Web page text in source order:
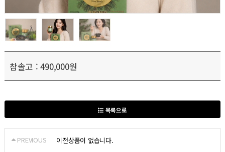
참솔고 : 490,000원
목록으로
PREVIOUS 이전상품이 없습니다.